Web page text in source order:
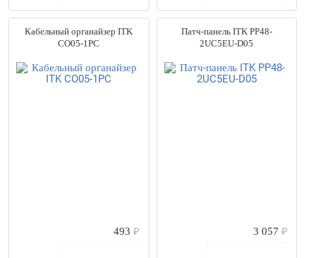
Кабельный органайзер ITK
CO05-1PC
493₽
Патч-панель ITK PP48-
2UC5EU-D05
3 057 ₽